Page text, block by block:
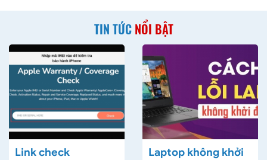
TIN TỨC NỔI BẬT
Link check
Laptop không khởi